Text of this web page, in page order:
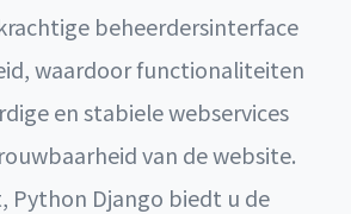
beheerdersinterface
waardoor functionaliteiten
en stabiele webservices
van de website.
Python Django biedt u de